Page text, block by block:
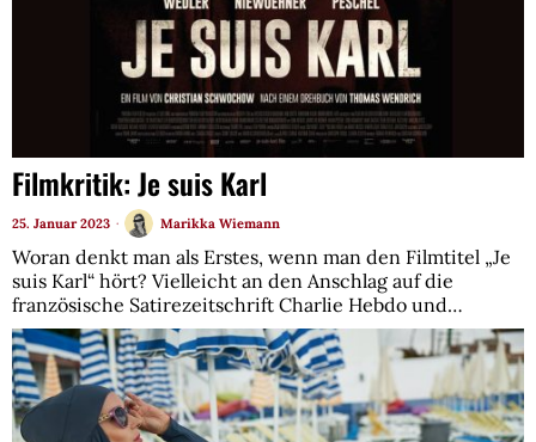
Filmkritik: Je suis Karl
25. Januar 2023 Marikka Wiemann
Woran denkt man als Erstes, wenn man den Filmtitel „Je
suis Karl“ hört? Vielleicht an den Anschlag auf die
französische Satirezeitschrift Charlie Hebdo und…